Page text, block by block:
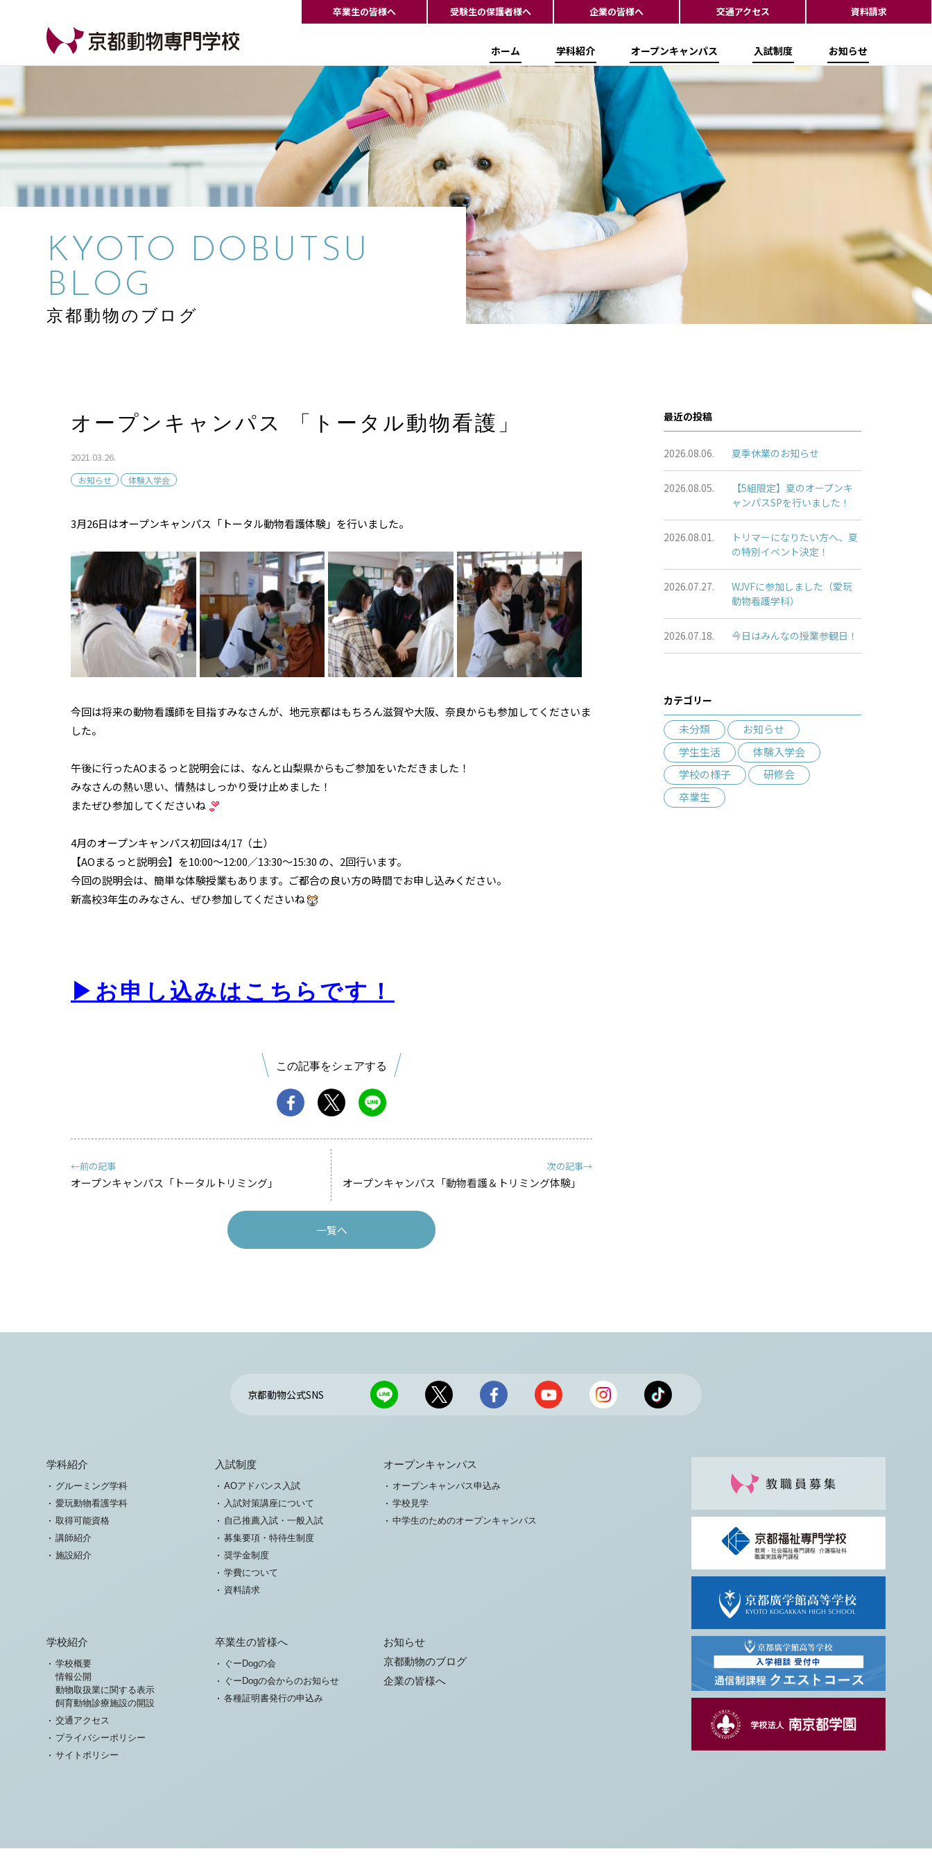
ホーム 学科紹介 オープンキャンパス 入試制度 お知らせ
卒業生の皆様へ 受験生の保護者様へ 企業の皆様へ 交通アクセス 資料請求
KYOTO DOBUTSU
BLOG
京都動物のブログ
オープンキャンパス 「トータル動物看護」
2021.03.26.
お知らせ 体験入学会
3月26日はオープンキャンパス「トータル動物看護体験」を行いました。
今回は将来の動物看護師を目指すみなさんが、地元京都はもちろん滋賀や大阪、奈良からも参加してくださいま
した。
午後に行ったAOまるっと説明会には、なんと山梨県からもご参加をいただきました！
みなさんの熱い思い、情熱はしっかり受け止めました！
またぜひ参加してくださいね
4月のオープンキャンパス初回は4/17（土）
【AOまるっと説明会】を10:00〜12:00／13:30〜15:30 の、2回行います。
今回の説明会は、簡単な体験授業もあります。ご都合の良い方の時間でお申し込みください。
新高校3年生のみなさん、ぜひ参加してくださいね
▶お申し込みはこちらです！
この記事をシェアする
←前の記事
オープンキャンパス「トータルトリミング」
次の記事→
オープンキャンパス「動物看護＆トリミング体験」
一覧へ
最近の投稿
2026.08.06. 夏季休業のお知らせ
2026.08.05.
【5組限定】夏のオープンキ
ャンパスSPを行いました！
2026.08.01.
トリマーになりたい方へ、夏
の特別イベント決定！
2026.07.27.
WJVFに参加しました（愛玩
動物看護学科）
2026.07.18. 今日はみんなの授業参観日！
カテゴリー
未分類
お知らせ
学生生活
体験入学会
学校の様子
研修会
卒業生
京都動物公式SNS
学科紹介
グルーミング学科
愛玩動物看護学科
取得可能資格
講師紹介
施設紹介
入試制度
AOアドバンス入試
入試対策講座について
自己推薦入試・一般入試
募集要項・特待生制度
奨学金制度
学費について
資料請求
オープンキャンパス
オープンキャンパス申込み
学校見学
中学生のためのオープンキャンパス
学校紹介
学校概要
情報公開
動物取扱業に関する表示
飼育動物診療施設の開設
交通アクセス
プライバシーポリシー
サイトポリシー
卒業生の皆様へ
ぐーDogの会
ぐーDogの会からのお知らせ
各種証明書発行の申込み
お知らせ
京都動物のブログ
企業の皆様へ